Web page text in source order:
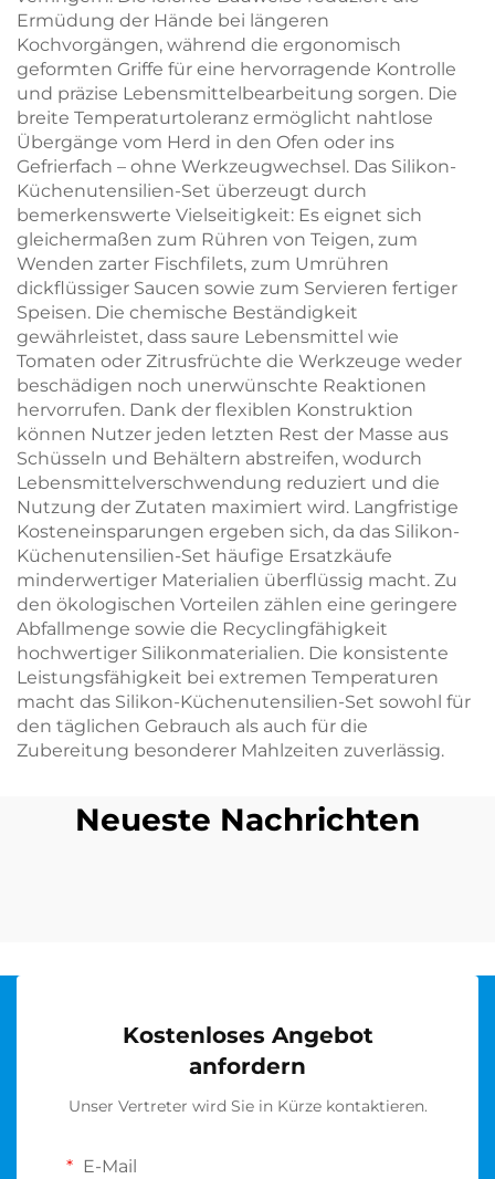
Ermüdung der Hände bei längeren
Kochvorgängen, während die ergonomisch
geformten Griffe für eine hervorragende Kontrolle
und präzise Lebensmittelbearbeitung sorgen. Die
breite Temperaturtoleranz ermöglicht nahtlose
Übergänge vom Herd in den Ofen oder ins
Gefrierfach – ohne Werkzeugwechsel. Das Silikon-
Küchenutensilien-Set überzeugt durch
bemerkenswerte Vielseitigkeit: Es eignet sich
gleichermaßen zum Rühren von Teigen, zum
Wenden zarter Fischfilets, zum Umrühren
dickflüssiger Saucen sowie zum Servieren fertiger
Speisen. Die chemische Beständigkeit
gewährleistet, dass saure Lebensmittel wie
Tomaten oder Zitrusfrüchte die Werkzeuge weder
beschädigen noch unerwünschte Reaktionen
hervorrufen. Dank der flexiblen Konstruktion
können Nutzer jeden letzten Rest der Masse aus
Schüsseln und Behältern abstreifen, wodurch
Lebensmittelverschwendung reduziert und die
Nutzung der Zutaten maximiert wird. Langfristige
Kosteneinsparungen ergeben sich, da das Silikon-
Küchenutensilien-Set häufige Ersatzkäufe
minderwertiger Materialien überflüssig macht. Zu
den ökologischen Vorteilen zählen eine geringere
Abfallmenge sowie die Recyclingfähigkeit
hochwertiger Silikonmaterialien. Die konsistente
Leistungsfähigkeit bei extremen Temperaturen
macht das Silikon-Küchenutensilien-Set sowohl für
den täglichen Gebrauch als auch für die
Zubereitung besonderer Mahlzeiten zuverlässig.
Neueste Nachrichten
Kostenloses Angebot
anfordern
Unser Vertreter wird Sie in Kürze kontaktieren.
E-Mail